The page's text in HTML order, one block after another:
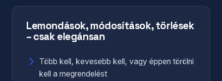
Lemondások, módosítások, törlések
– csak elegánsan
Több kell, kevesebb kell, vagy éppen törölni
kell a megrendelést